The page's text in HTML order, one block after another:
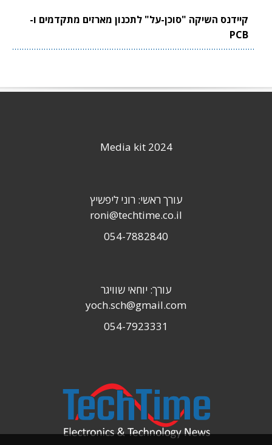
קיידנס השיקה "סוכן-על" לתכנון מארזים מתקדמים ו-
PCB
Media kit 2024
עורך ראשי: רוני ליפשיץ
roni@techtime.co.il
054-7882840
עורך: יוחאי שוויגר
yoch.sch@gmail.com
054-7923331